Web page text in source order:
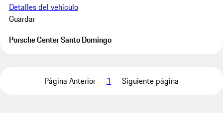
Detalles del vehículo
Guardar
Porsche Center Santo Domingo
Página Anterior 1 Siguiente página